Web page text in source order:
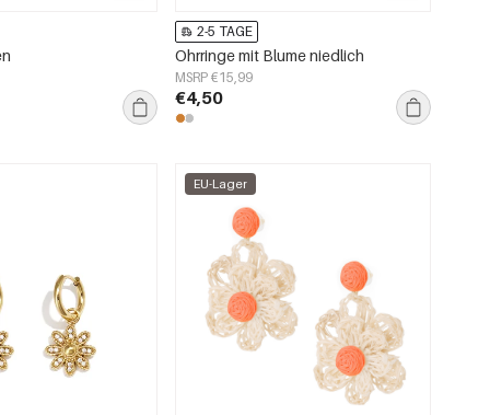
2-5 TAGE
Ohrringe mit Blume niedlich
MSRP €15,99
€4,50
EU-Lager